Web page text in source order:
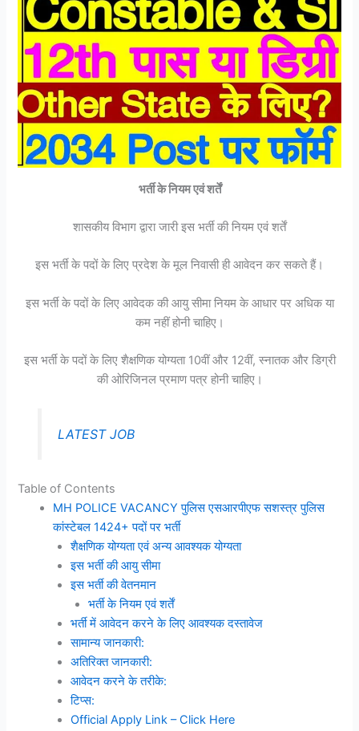
भर्ती के नियम एवं शर्तें
शासकीय विभाग द्वारा जारी इस भर्ती की नियम एवं शर्तें
इस भर्ती के पदों के लिए प्रदेश के मूल निवासी ही आवेदन कर सकते हैं।
इस भर्ती के पदों के लिए आवेदक की आयु सीमा नियम के आधार पर अधिक या
कम नहीं होनी चाहिए।
इस भर्ती के पदों के लिए शैक्षणिक योग्यता 10वीं और 12वीं, स्नातक और डिग्री
की ओरिजिनल प्रमाण पत्र होनी चाहिए।
LATEST JOB
Table of Contents
MH POLICE VACANCY पुलिस एसआरपीएफ सशस्त्र पुलिस
कांस्टेबल 1424+ पदों पर भर्ती
शैक्षणिक योग्यता एवं अन्य आवश्यक योग्यता
इस भर्ती की आयु सीमा
इस भर्ती की वेतनमान
भर्ती के नियम एवं शर्तें
भर्ती में आवेदन करने के लिए आवश्यक दस्तावेज
सामान्य जानकारी:
अतिरिक्त जानकारी:
आवेदन करने के तरीके:
टिप्स:
Official Apply Link – Click Here